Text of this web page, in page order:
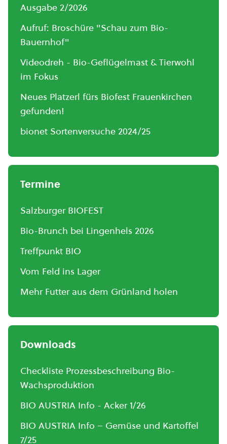
Ausgabe 2/2026
Aufruf: Broschüre "Schau zum Bio-
Bauernhof"
Videodreh - Bio-Geflügelmast & Tierwohl
im Fokus
Neues Platzerl fürs Biofest Frauenkirchen
gefunden!
bionet Sortenversuche 2024/25
Termine
Salzburger BIOFEST
Bio-Brunch bei Lingenhels 2026
Treffpunkt BIO
Vom Feld ins Lager
Mehr Futter aus dem Grünland holen
Downloads
Checkliste Prozessbeschreibung Bio-
Wachsproduktion
BIO AUSTRIA Info - Acker 1/26
BIO AUSTRIA Info – Gemüse und Kartoffel
7/25